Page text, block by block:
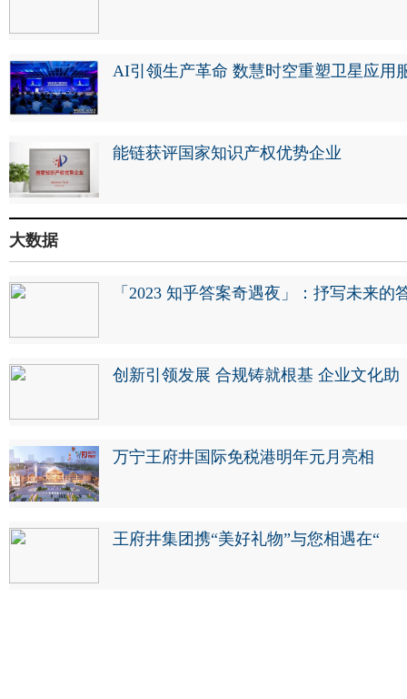
AI引领生产革命 数慧时空重塑卫星应用
能链获评国家知识产权优势企业
大数据
「2023 知乎答案奇遇夜」：抒写未来的
创新引领发展 合规铸就根基 企业文化助
万宁王府井国际免税港明年元月亮相
王府井集团携“美好礼物”与您相遇在“